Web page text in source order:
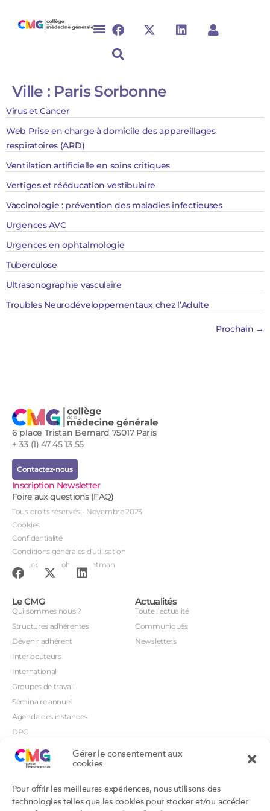
Gérer le consentement aux
cookies
Pour offrir les meilleures expériences, nous utilisons des
technologies telles que les cookies pour stocker et/ou accéder
Ville : Paris Sorbonne
Virus et Cancer
Web Prise en charge à domicile des appareillages
respiratoires (ARD)
Ventilation artificielle en soins critiques
Vertiges et rééducation vestibulaire ​​
Vaccinologie : prévention des maladies infectieuses ​
Urgences AVC
Urgences en ophtalmologie
Tuberculose
Ultrasonographie vasculaire
Troubles Neurodéveloppementaux chez l’Adulte
Prochain →
6 place Tristan Bernard 75017 Paris
+ 33 (1) 47 45 13 55
Contactez-nous
Inscription Newsletter
Foire aux questions (FAQ)
Tous droits réservés - Novembre 2023
Cookies
Confidentialité
Conditions générales d'utilisation
Conception : John Brightman
Le CMG
Qui sommes nous ?
Structures adhérentes
Dévenir adhérent
Interlocuteurs
International
Groupes de travail
Séminaire annuel
Agenda des instances
DPC
Orientations prioritaires
Actualités
Toute l’actualité
Communiqués
Newsletters
Productions
Productions du Collège
Portails
Annuaire DU/DIU